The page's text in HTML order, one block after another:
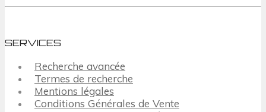
SERVICES
Recherche avancée
Termes de recherche
Mentions légales
Conditions Générales de Vente